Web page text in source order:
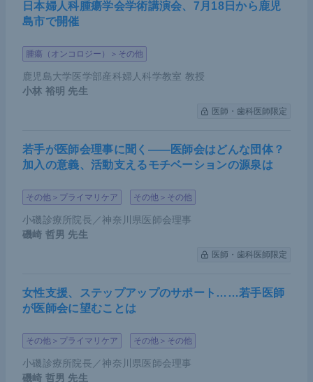
第100回 月例チェアマン夕食会（提供：大木氏）
手術件数には反映されない外科医の存在
日本婦人科腫瘍学会学術講演会、7月18日から鹿児
島市で開催
腫瘍（オンコロジー）＞その他
鹿児島大学医学部産科婦人科学教室 教授
小林 裕明 先生
医師・歯科医師限定
若手が医師会理事に聞く――医師会はどんな団体？
加入の意義、活動支えるモチベーションの源泉は
その他＞プライマリケア その他＞その他
小磯診療所院長／神奈川県医師会理事
磯崎 哲男 先生
医師・歯科医師限定
女性支援、ステップアップのサポート……若手医師
が医師会に望むことは
その他＞プライマリケア その他＞その他
小磯診療所院長／神奈川県医師会理事
磯崎 哲男 先生